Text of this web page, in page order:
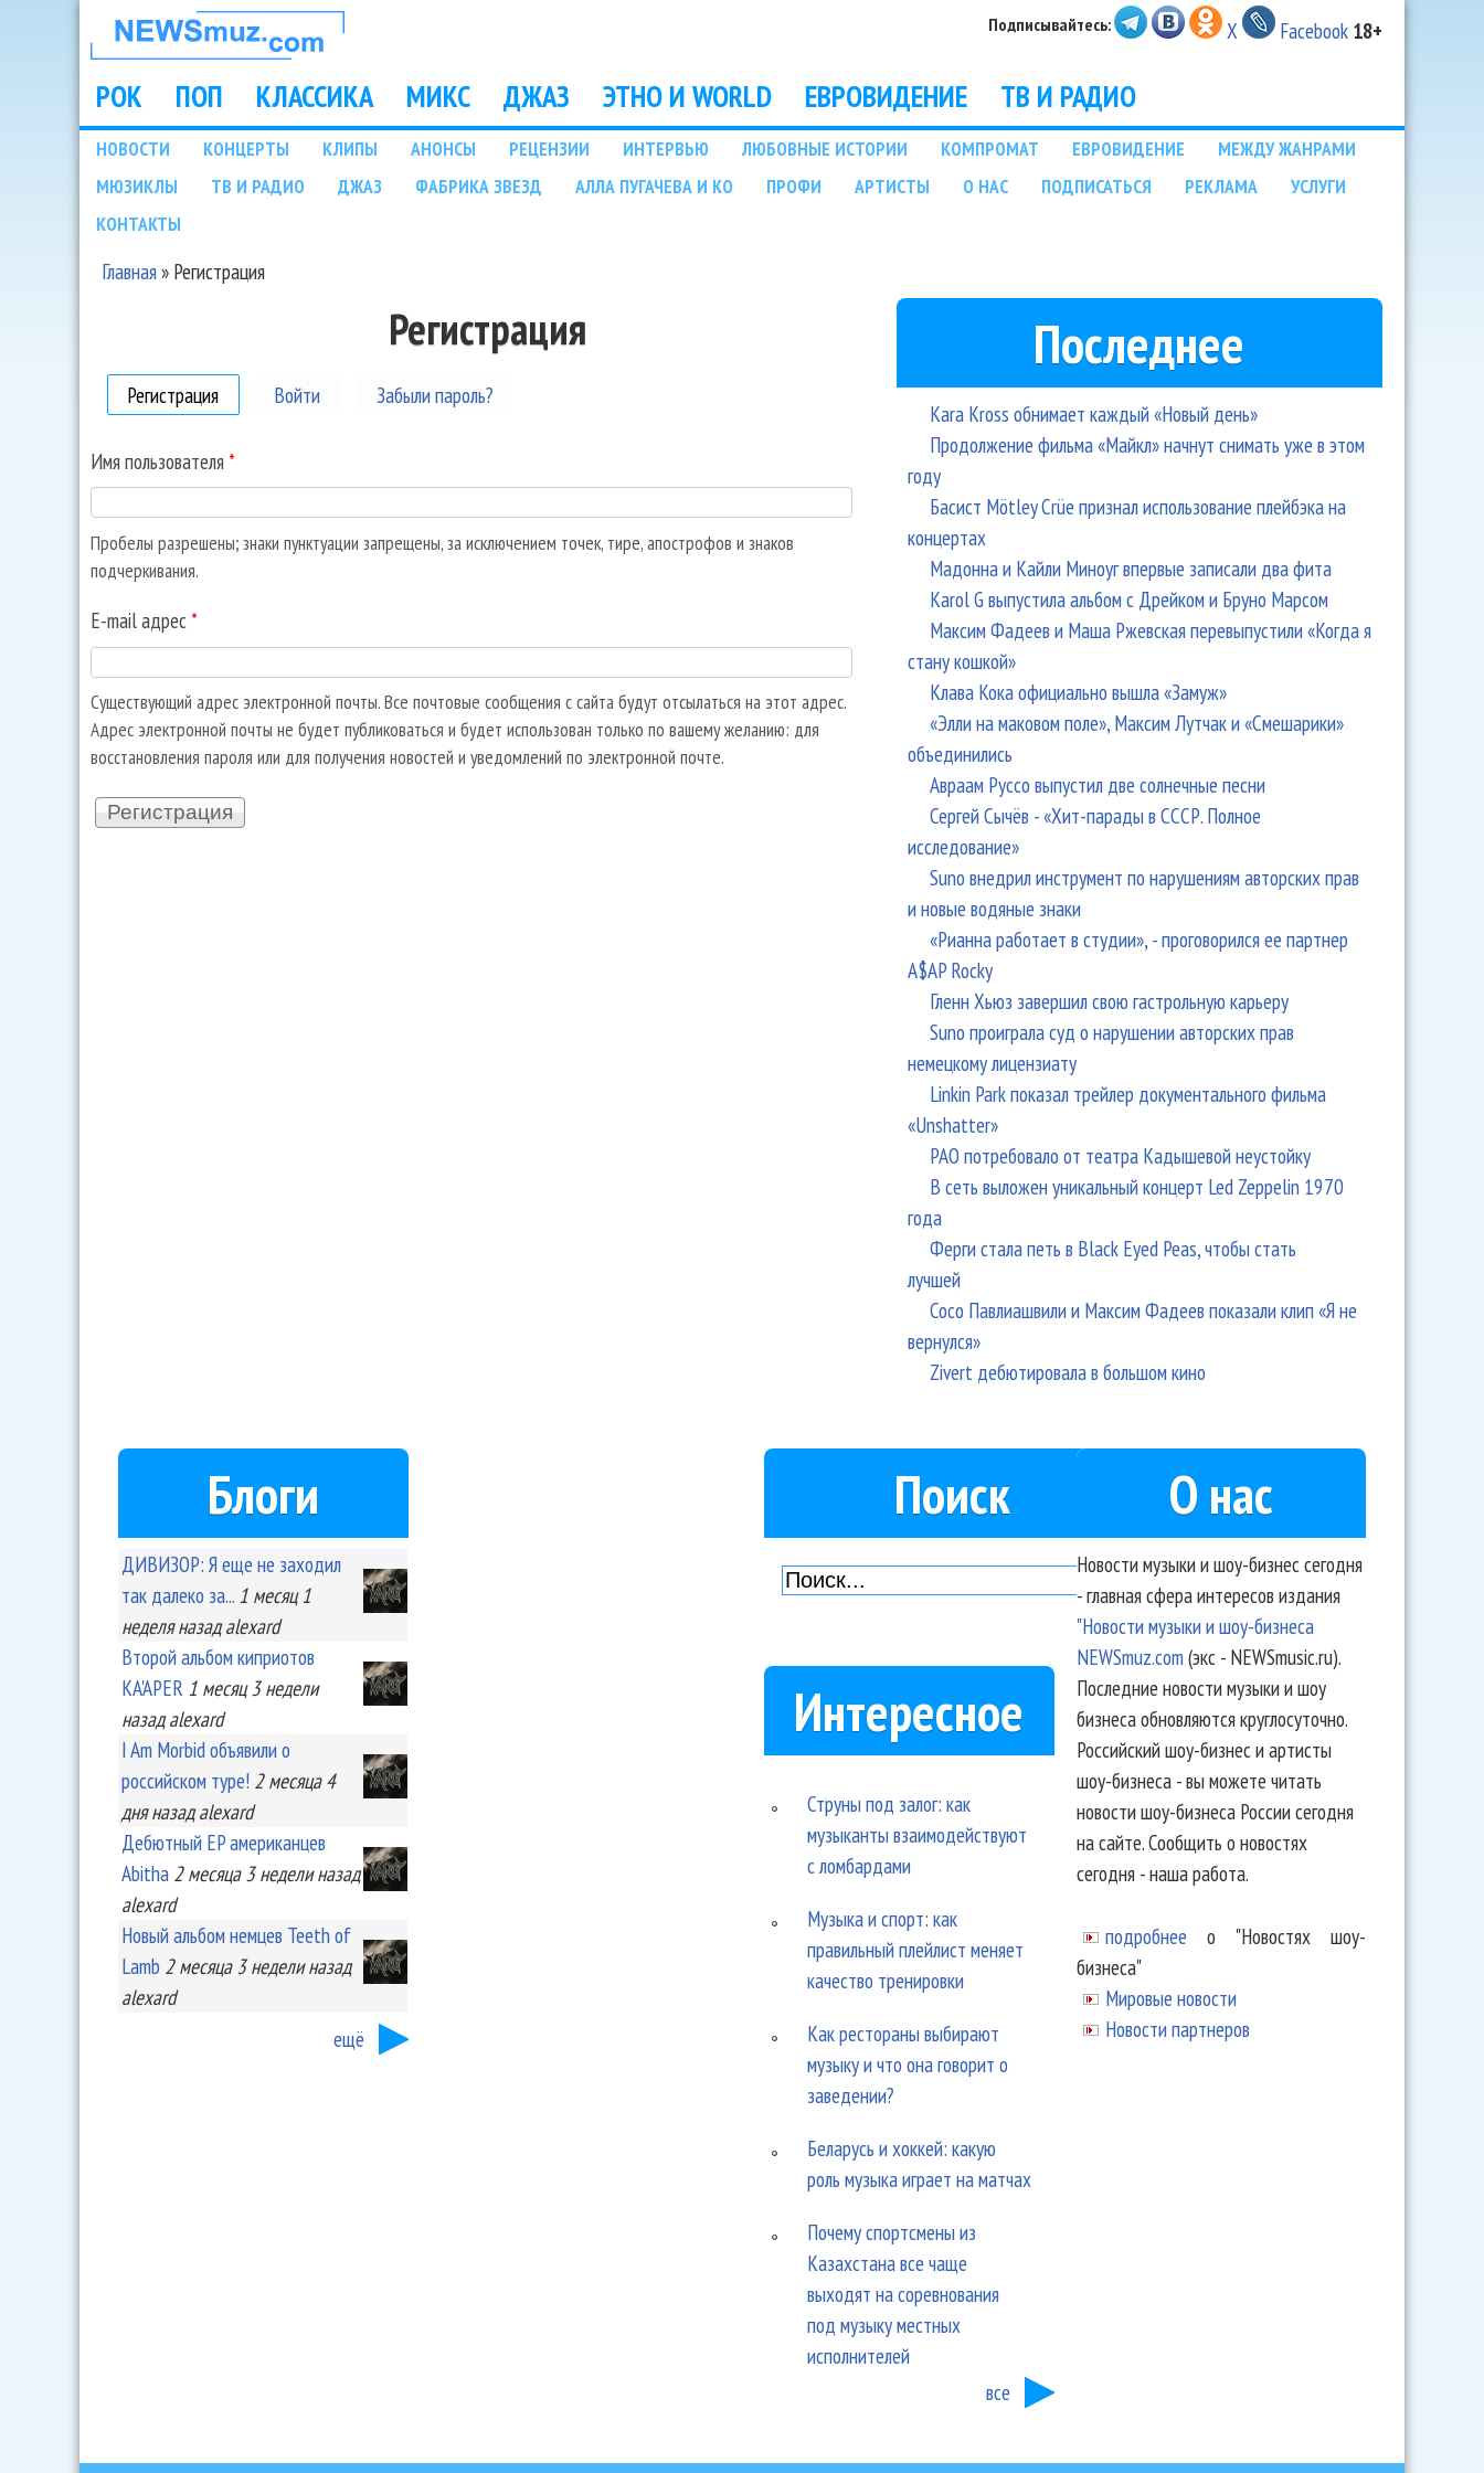
НОВОСТИ
МУЗЫКИ И
ШОУ БИЗНЕСА
NEWSMUZ.COM
Подписывайтесь: X Facebook 18+
Main menu
РОК ПОП КЛАССИКА МИКС ДЖАЗ ЭТНО И WORLD ЕВРОВИДЕНИЕ ТВ И РАДИО
Подразделы
НОВОСТИ КОНЦЕРТЫ КЛИПЫ АНОНСЫ РЕЦЕНЗИИ ИНТЕРВЬЮ ЛЮБОВНЫЕ ИСТОРИИ КОМПРОМАТ ЕВРОВИДЕНИЕ
МЕЖДУ ЖАНРАМИ
МЮЗИКЛЫ
ТВ И РАДИО ДЖАЗ ФАБРИКА ЗВЕЗД АЛЛА ПУГАЧЕВА И КО ПРОФИ АРТИСТЫ О НАС ПОДПИСАТЬСЯ РЕКЛАМА
УСЛУГИ
КОНТАКТЫ
Главная» Регистрация
Регистрация
Регистрация (активная вкладка)
Войти Забыли пароль?
Имя пользователя *
Пробелы разрешены; знаки пунктуации запрещены, за исключением точек, тире, апострофов и знаков
подчеркивания.
E-mail адрес *
Существующий адрес электронной почты. Все почтовые сообщения с сайта будут отсылаться на этот адрес.
Адрес электронной почты не будет публиковаться и будет использован только по вашему желанию: для
восстановления пароля или для получения новостей и уведомлений по электронной почте.
Последнее
Kara Kross обнимает каждый «Новый день»
Продолжение фильма «Майкл» начнут снимать уже в этом
году
Басист Mötley Crüe признал использование плейбэка на
концертах
Мадонна и Кайли Миноуг впервые записали два фита
Karol G выпустила альбом с Дрейком и Бруно Марсом
Максим Фадеев и Маша Ржевская перевыпустили «Когда я
стану кошкой»
Клава Кока официально вышла «Замуж»
«Элли на маковом поле», Максим Лутчак и «Смешарики»
объединились
Авраам Руссо выпустил две солнечные песни
Сергей Сычёв - «Хит-парады в СССР. Полное
исследование»
Suno внедрил инструмент по нарушениям авторских прав
и новые водяные знаки
«Рианна работает в студии», - проговорился ее партнер
A$AP Rocky
Гленн Хьюз завершил свою гастрольную карьеру
Suno проиграла суд о нарушении авторских прав
немецкому лицензиату
Linkin Park показал трейлер документального фильма
«Unshatter»
РАО потребовало от театра Кадышевой неустойку
В сеть выложен уникальный концерт Led Zeppelin 1970
года
Ферги стала петь в Black Eyed Peas, чтобы стать
лучшей
Сосо Павлиашвили и Максим Фадеев показали клип «Я не
вернулся»
Zivert дебютировала в большом кино
Блоги
ДИВИЗОР: Я еще не заходил
так далеко за... 1 месяц 1
неделяназад alexard
Второй альбом киприотов
KA'APER 1 месяц 3 недели
назад alexard
I Am Morbid объявили о
российском туре! 2 месяца 4
дняназад alexard
Дебютный EP американцев
Abitha 2 месяца 3 неделиназад
alexard
Новый альбом немцев Teeth of
Lamb 2 месяца 3 неделиназад
alexard
ещё
Поиск
Интересное
Струны под залог: как
музыканты взаимодействуют
с ломбардами
Музыка и спорт: как
правильный плейлист меняет
качество тренировки
Как рестораны выбирают
музыку и что она говорит о
заведении?
Беларусь и хоккей: какую
роль музыка играет на матчах
Почему спортсмены из
Казахстана все чаще
выходят на соревнования
под музыку местных
исполнителей
все
О нас
Новости музыки и шоу-бизнес сегодня
- главная сфера интересов издания
"Новости музыки и шоу-бизнеса
NEWSmuz.com(экс - NEWSmusic.ru).
Последние новости музыки и шоу
бизнеса обновляются круглосуточно.
Российский шоу-бизнес и артисты
шоу-бизнеса - вы можете читать
новости шоу-бизнеса России сегодня
на сайте. Сообщить о новостях
сегодня - наша работа.
подробнее о "Новостях шоу-
бизнеса"
Мировые новости
Новости партнеров